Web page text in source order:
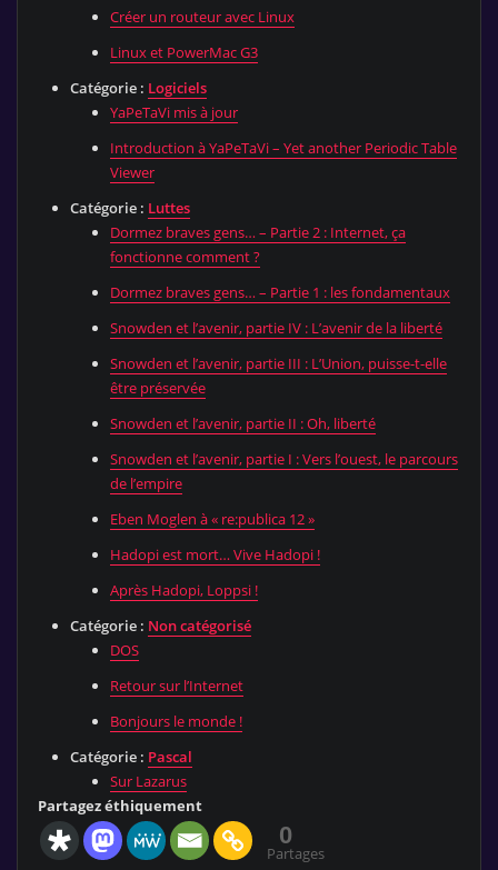
Créer un routeur avec Linux
Linux et PowerMac G3
Catégorie : Logiciels
YaPeTaVi mis à jour
Introduction à YaPeTaVi – Yet another Periodic Table
Viewer
Catégorie : Luttes
Dormez braves gens… – Partie 2 : Internet, ça
fonctionne comment ?
Dormez braves gens… – Partie 1 : les fondamentaux
Snowden et l’avenir, partie IV : L’avenir de la liberté
Snowden et l’avenir, partie III : L’Union, puisse-t-elle
être préservée
Snowden et l’avenir, partie II : Oh, liberté
Snowden et l’avenir, partie I : Vers l’ouest, le parcours
de l’empire
Eben Moglen à « re:publica 12 »
Hadopi est mort… Vive Hadopi !
Après Hadopi, Loppsi !
Catégorie : Non catégorisé
DOS
Retour sur l’Internet
Bonjours le monde !
Catégorie : Pascal
Sur Lazarus
Partagez éthiquement
0
Partages